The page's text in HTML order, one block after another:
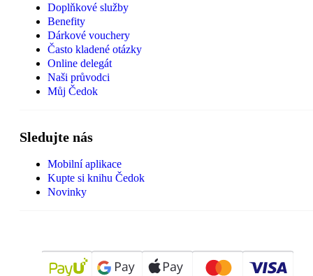
Doplňkové služby
Benefity
Dárkové vouchery
Často kladené otázky
Online delegát
Naši průvodci
Můj Čedok
Sledujte nás
Mobilní aplikace
Kupte si knihu Čedok
Novinky